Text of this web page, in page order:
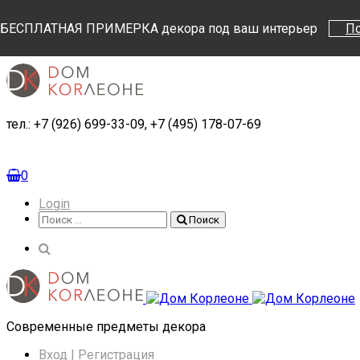
БЕСПЛАТНАЯ ПРИМЕРКА декора под ваш интерьер
тел.: +7 (926) 699-33-09, +7 (495) 178-07-69
0
Login
Поиск
Поиск
Cовременные предметы декора
Вход | Регистрация